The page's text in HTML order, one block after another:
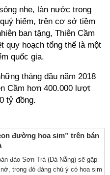
nhẹ, làn nước trong
hiếm, trên cơ sở tiềm
ban tặng, Thiên Cầm
quy hoạch tổng thể là một
quốc gia.
tháng đầu năm 2018
Cầm hơn 400.000 lượt
tỷ đồng.
đường hoa sim” trên bán
đảo Sơn Trà (Đà Nẵng) sẽ gặp
trong đó đáng chú ý có hoa sim